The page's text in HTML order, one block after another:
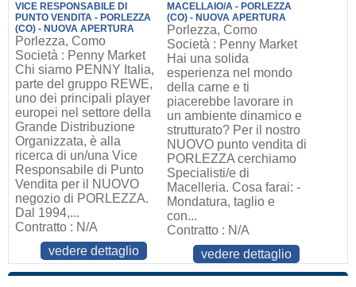
VICE RESPONSABILE DI
PUNTO VENDITA - PORLEZZA
(CO) - NUOVA APERTURA
Porlezza, Como
Società : Penny Market
Chi siamo PENNY Italia,
parte del gruppo REWE,
uno dei principali player
europei nel settore della
Grande Distribuzione
Organizzata, è alla
ricerca di un/una Vice
Responsabile di Punto
Vendita per il NUOVO
negozio di PORLEZZA.
Dal 1994,...
Contratto : N/A
vedere dettaglio
MACELLAIO/A - PORLEZZA
(CO) - NUOVA APERTURA
Porlezza, Como
Società : Penny Market
Hai una solida
esperienza nel mondo
della carne e ti
piacerebbe lavorare in
un ambiente dinamico e
strutturato? Per il nostro
NUOVO punto vendita di
PORLEZZA cerchiamo
Specialisti/e di
Macelleria. Cosa farai: -
Mondatura, taglio e
con...
Contratto : N/A
vedere dettaglio